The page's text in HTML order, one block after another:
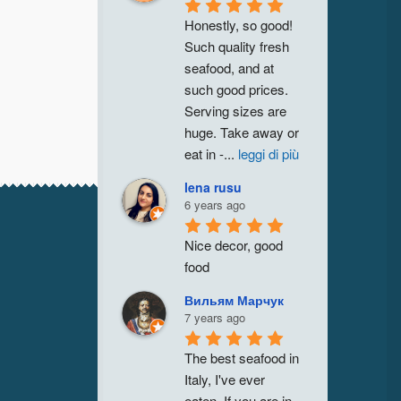
Honestly, so good!
Such quality fresh
seafood, and at
such good prices.
Serving sizes are
huge. Take away or
eat in -... leggi di più
lena rusu
6 years ago
Nice decor, good
food
Вильям Марчук
7 years ago
The best seafood in
Italy, I've ever